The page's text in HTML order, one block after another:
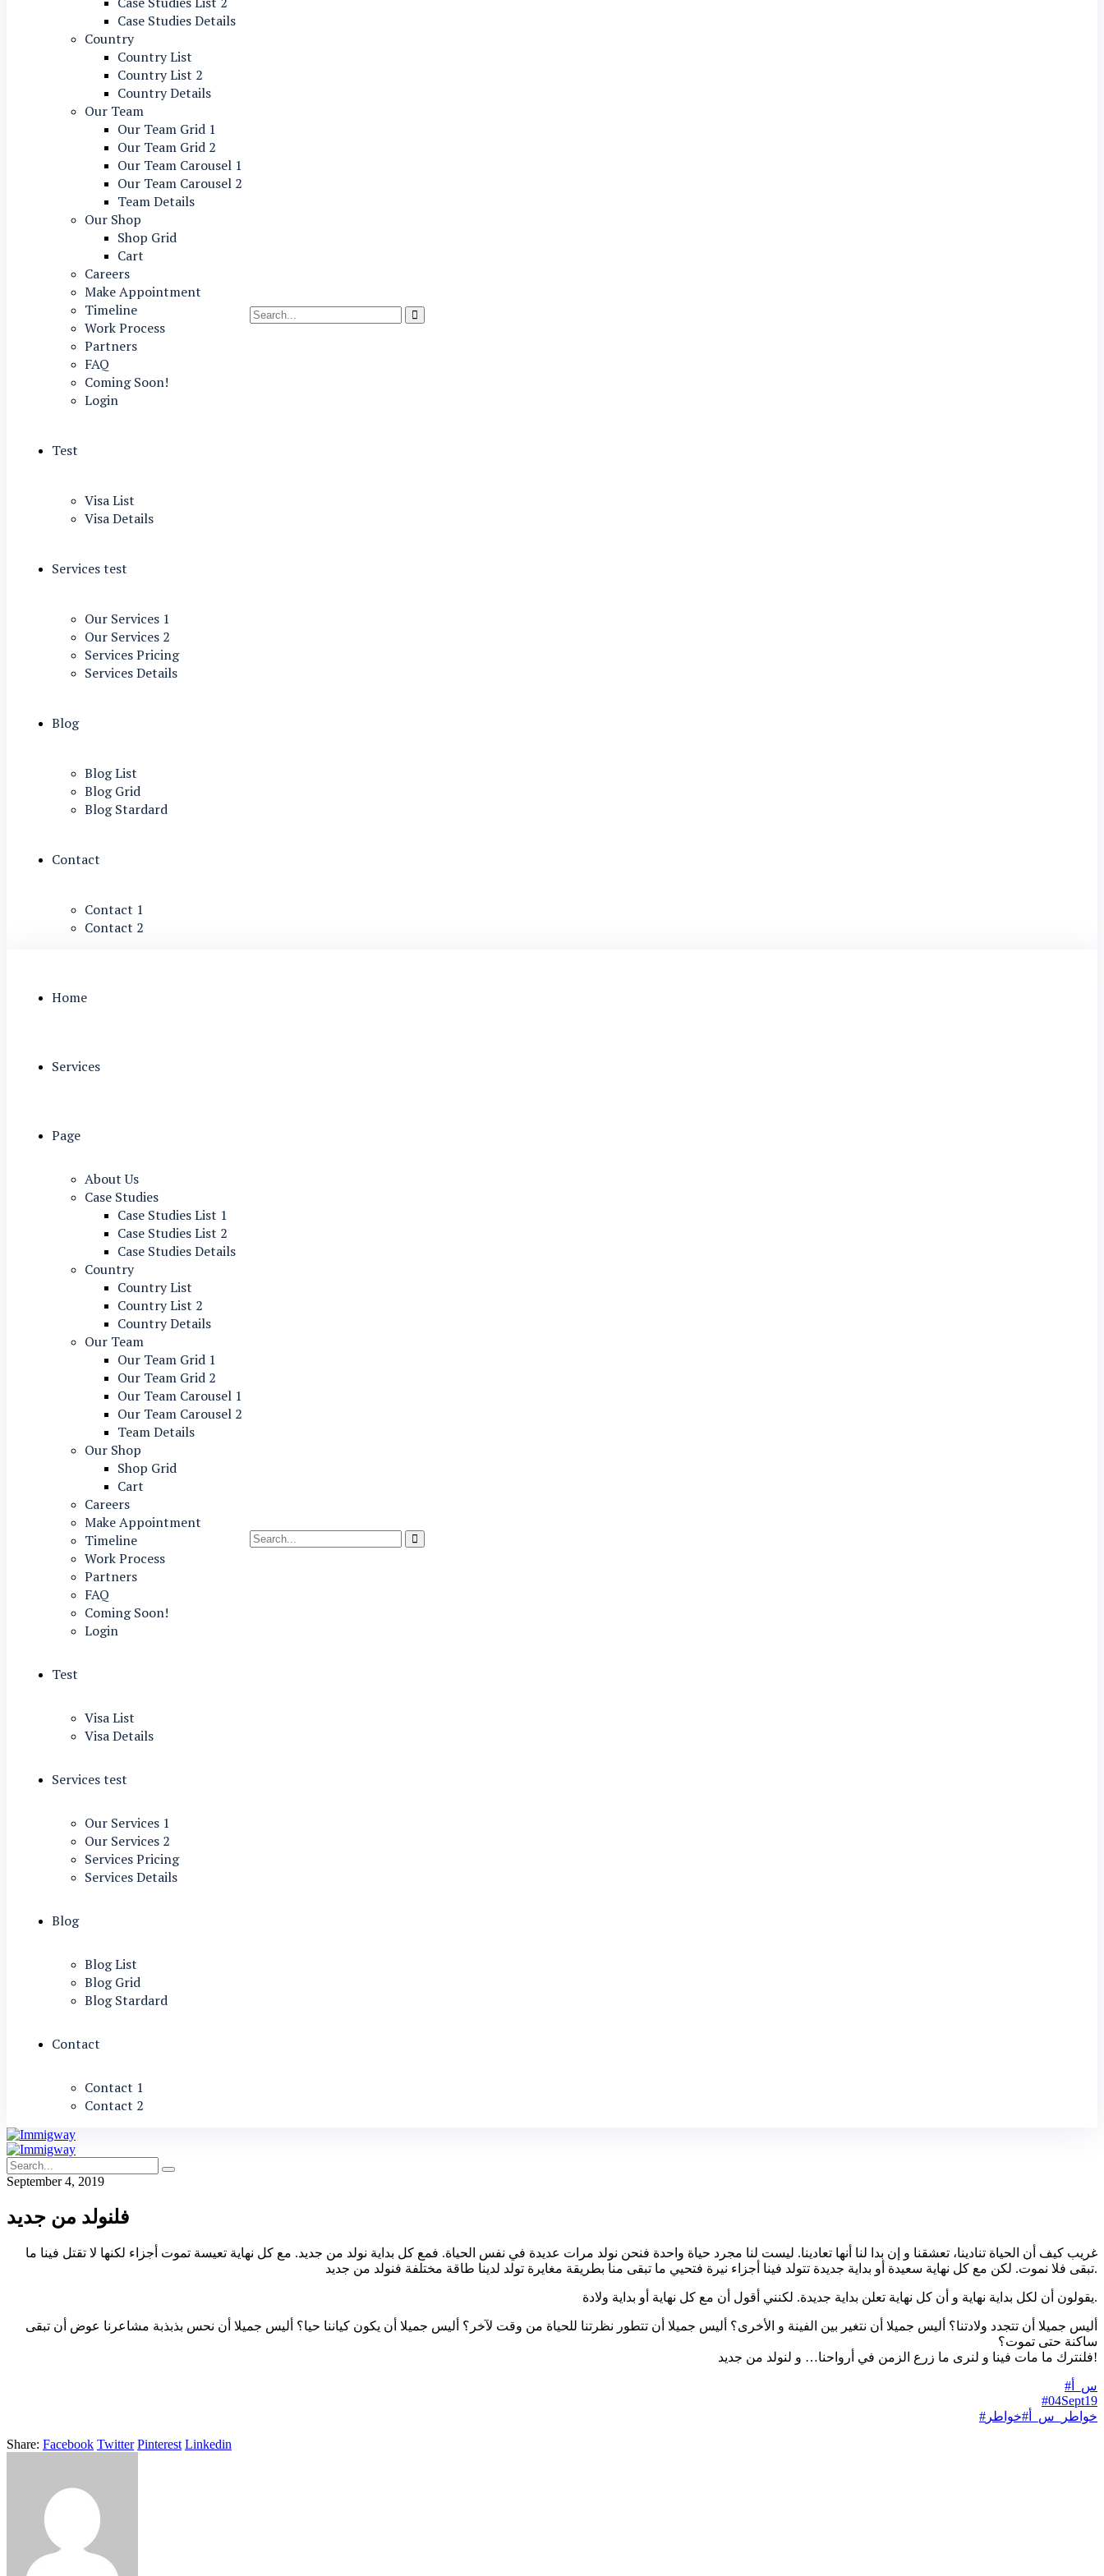
Case Studies Details
Country
Country List
Country List 2
Country Details
Our Team
Our Team Grid 1
Our Team Grid 2
Our Team Carousel 1
Our Team Carousel 2
Team Details
Our Shop
Shop Grid
Cart
Careers
Make Appointment
Timeline
Work Process
Partners
FAQ
Coming Soon!
Login
Test
Visa List
Visa Details
Services test
Our Services 1
Our Services 2
Services Pricing
Services Details
Blog
Blog List
Blog Grid
Blog Stardard
Contact
Contact 1
Contact 2
Home
Services
Page
About Us
Case Studies
Case Studies List 1
Case Studies List 2
Case Studies Details
Country
Country List
Country List 2
Country Details
Our Team
Our Team Grid 1
Our Team Grid 2
Our Team Carousel 1
Our Team Carousel 2
Team Details
Our Shop
Shop Grid
Cart
Careers
Make Appointment
Timeline
Work Process
Partners
FAQ
Coming Soon!
Login
Test
Visa List
Visa Details
Services test
Our Services 1
Our Services 2
Services Pricing
Services Details
Blog
Blog List
Blog Grid
Blog Stardard
Contact
Contact 1
Contact 2
September 4, 2019
فلنولد من جديد
تبقى فلا نموت. لكن مع كل نهاية سعيدة أو بداية جديدة تتولد فينا أجزاء نيرة فتحيي ما تبقى منا بطريقة مغايرة تولد لدينا طاقة مختلفة فنولد من جديد.
يقولون أن لكل بداية نهاية و أن كل نهاية تعلن بداية جديدة. لكنني أقول أن مع كل نهاية أو بداية ولادة.
أليس جميلا أن تتجدد ولادتنا؟ أليس جميلا أن نتغير بين الفينة و الأخرى؟ أليس جميلا أن تتطور نظرتنا للحياة من وقت لآخر؟ أليس جميلا أن يكون كياننا حيا؟ أليس جميلا أن نحس بذبذبة مشاعرنا عوض أن تبقى
ساكنة حتى تموت؟
فلنترك ما مات فينا و لنرى ما زرع الزمن في أرواحنا… و لنولد من جديد!
#س_أ
#04Sept19
#خواطر_س_أ #خواطر
Share: Facebook Twitter Pinterest Linkedin